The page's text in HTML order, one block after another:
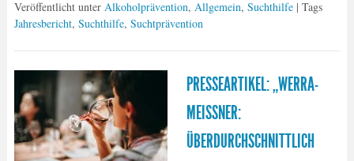
Veröffentlicht unter Alkoholprävention, Allgemein, Suchthilfe | Tags
Jahresbericht, Suchthilfe, Suchtprävention
PRESSEARTIKEL: „WERRA-
MEISSNER: Ü
BERDURCHSCHNITTLICH V